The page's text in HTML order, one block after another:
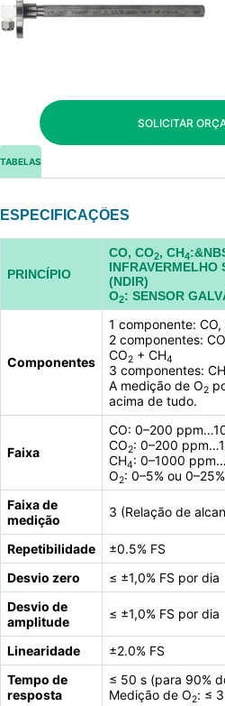
SOLICITAR
TABELAS
ESPECIFICAÇÕES
PRINCÍPIO
CO, CO2, CH4
INFRAVERMELHO
(NDIR)
O2: SENSOR
Componentes
1 componente: CO,
2 componentes: CO
CO2 + CH4
3 componentes: CH
A medição de O2
acima de tudo.
Faixa
CO: 0–200
CO2: 0–200
CH4: 0–1000
O2: 0–5% ou 0–25%
Faixa de
medição
3 (Relação de
Repetibilidade
±0.5% FS
Desvio zero
≤ ±1,0% FS por dia
Desvio de
amplitude
≤ ±1,0% FS por dia
Linearidade
±2.0% FS
Tempo de
resposta
≤ 50 s (para 90%
Medição de O2: ≤